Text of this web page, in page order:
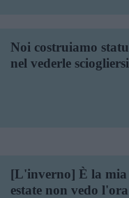
Noi costruiamo
nel vederle
[L'inverno] È la mia
estate non vedo